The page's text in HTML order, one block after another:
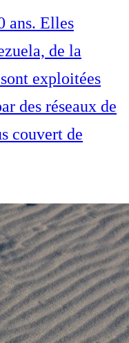
ans. Elles
de la
exploitées
des réseaux de
couvert de